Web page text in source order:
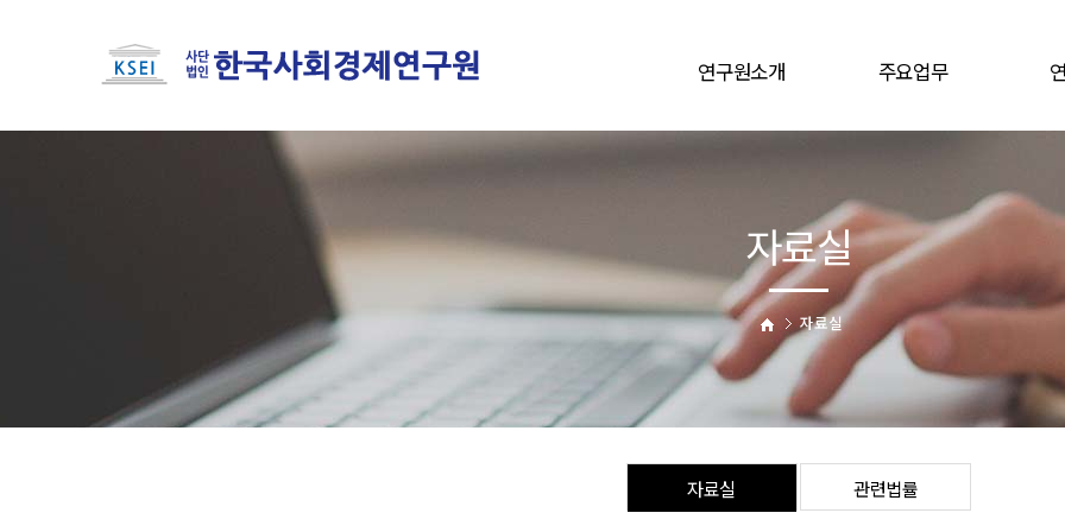
연구원소개
연구원소개
조직도
오시는길
주요업무
학술연구
개발비용산정
계약금액조정
개발
자료실 관련법률
자료실
자료실